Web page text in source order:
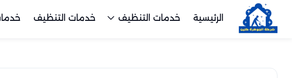
الرئيسية خدمات التنظيف خدمات التنظيف